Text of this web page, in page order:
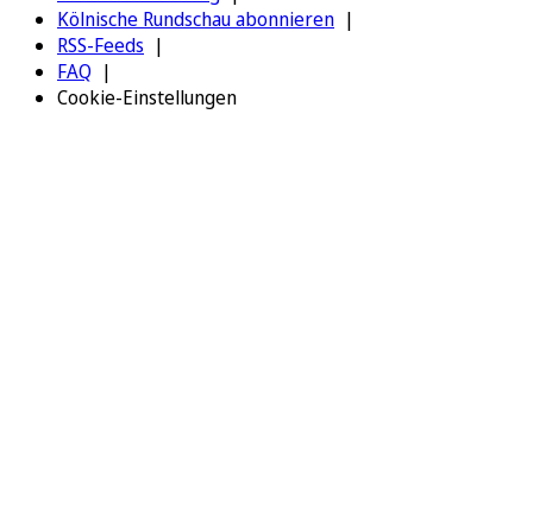
Kölnische Rundschau abonnieren
RSS-Feeds
FAQ
Cookie-Einstellungen